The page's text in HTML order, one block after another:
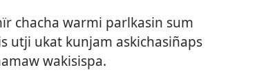
chacha warmi parlkasin sum
utji ukat kunjam askichasiñaps
wakisispa.